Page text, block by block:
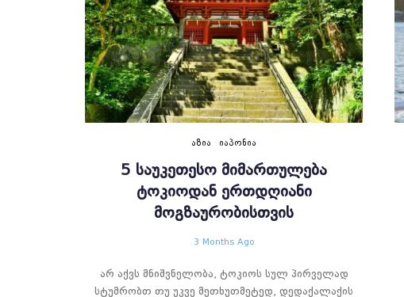
ᲐᲖᲘᲐ ᲘᲐᲞᲝᲜᲘᲐ
5 ᲡᲐᲣᲙᲔᲗᲔᲡᲝ ᲛᲘᲛᲐᲠᲗᲣᲚᲔᲑᲐ
ᲢᲝᲙᲘᲝᲓᲐᲜ ᲔᲠᲗᲓᲦᲘᲐᲜᲘ
ᲛᲝᲒᲖᲐᲣᲠᲝᲑᲘᲡᲗᲕᲘᲡ
3 Months Ago
არ აქვს მნიშვნელობა, ტოკიოს სულ პირველად
სტუმრობთ თუ უკვე მეთხუთმეტედ, დედაქალაქის